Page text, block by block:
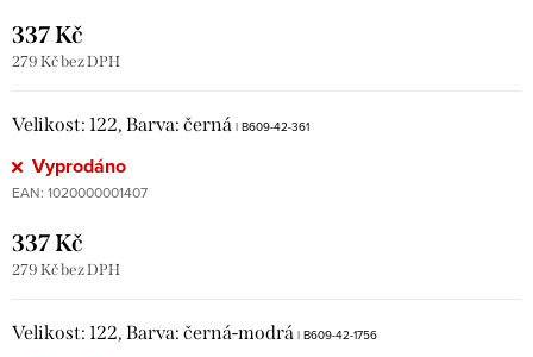
337 Kč
279 Kč bez DPH
Velikost: 122, Barva: černá | B609-42-361
Vyprodáno
EAN: 1020000001407
337 Kč
279 Kč bez DPH
Velikost: 122, Barva: černá-modrá | B609-42-1756